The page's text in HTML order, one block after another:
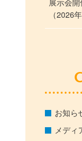
展示会開
（2026
お知ら
メディ